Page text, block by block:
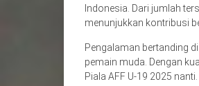
Indonesia. Dari jumlah
menunjukkan kontribusi
Pengalaman bertanding
pemain muda. Dengan
Piala AFF U-19 2025 nanti.